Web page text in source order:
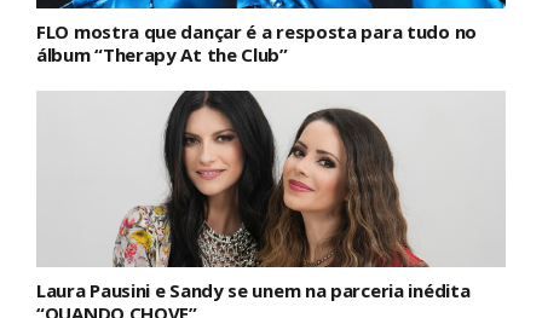
FLO mostra que dançar é a resposta para tudo no
álbum “Therapy At the Club”
Laura Pausini e Sandy se unem na parceria inédita
“QUANDO CHOVE”